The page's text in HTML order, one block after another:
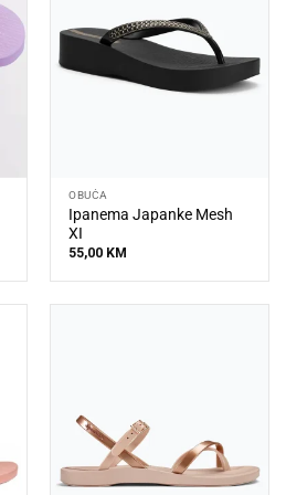
OBUĆA
Ipanema Japanke Mesh
XI
55,00 KM